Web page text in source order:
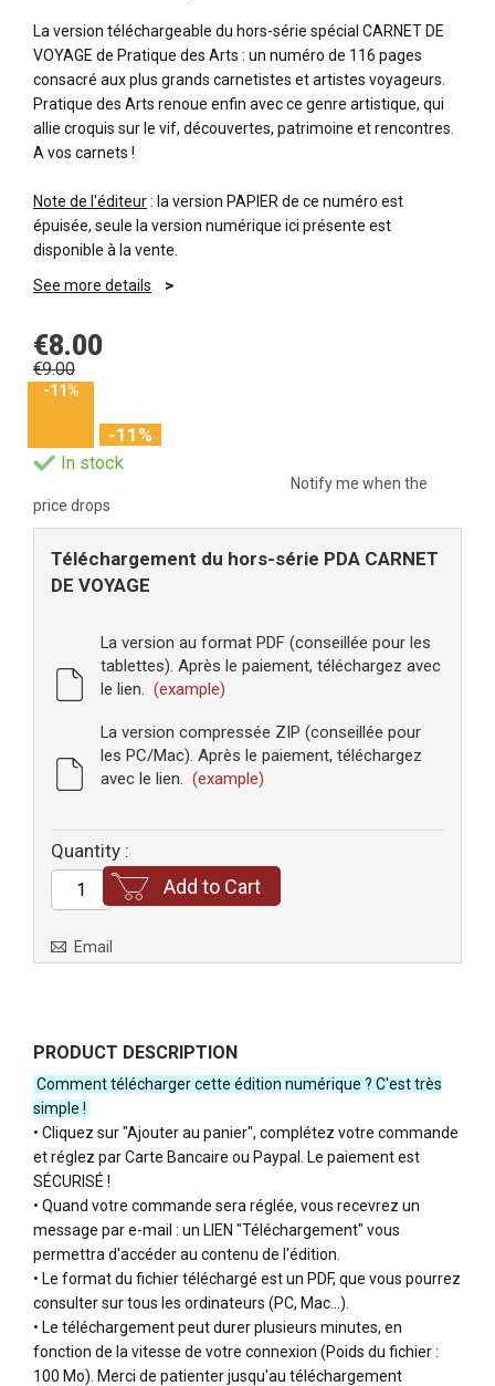
La version téléchargeable du hors-série spécial CARNET DE
VOYAGE de Pratique des Arts : un numéro de 116 pages
consacré aux plus grands carnetistes et artistes voyageurs.
Pratique des Arts renoue enfin avec ce genre artistique, qui
allie croquis sur le vif, découvertes, patrimoine et rencontres.
A vos carnets !
Note de l'éditeur: la version PAPIER de ce numéro est
épuisée, seule la version numérique ici présente est
disponible à la vente.
See more details
€8.00
€9.00
-11%
-11%
In stock
Notify me when the
price drops
Téléchargement du hors-série PDA CARNET
DE VOYAGE
La version au format PDF (conseillée pour les
tablettes). Après le paiement, téléchargez avec
le lien. (example)
La version compressée ZIP (conseillée pour
les PC/Mac). Après le paiement, téléchargez
avec le lien. (example)
Quantity :
Add to Cart
Email
PRODUCT DESCRIPTION
Comment télécharger cette édition numérique ? C'est très
simple !
• Cliquez sur "Ajouter au panier", complétez votre commande
et réglez par Carte Bancaire ou Paypal. Le paiement est
SÉCURISÉ !
• Quand votre commande sera réglée, vous recevrez un
message par e-mail : un LIEN "Téléchargement" vous
permettra d'accéder au contenu de l'édition.
• Le format du fichier téléchargé est un PDF, que vous pourrez
consulter sur tous les ordinateurs (PC, Mac…).
• Le téléchargement peut durer plusieurs minutes, en
fonction de la vitesse de votre connexion (Poids du fichier :
100 Mo). Merci de patienter jusqu'au téléchargement